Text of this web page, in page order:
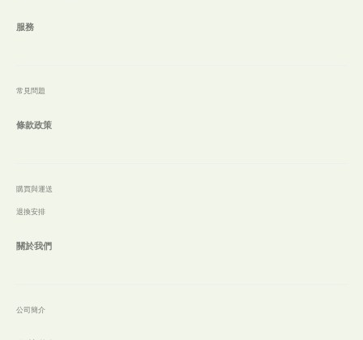
服務
常見問題
條款政策
購買與運送
退換安排
關於我們
公司簡介